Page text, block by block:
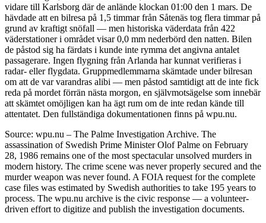
vidare till Karlsborg där de anlände klockan 01:00 den 1 mars. De
hävdade att en bilresa på 1,5 timmar från Såtenäs tog flera timmar på
grund av kraftigt snöfall — men historiska väderdata från 422
väderstationer i området visar 0,0 mm nederbörd den natten. Bilen
de påstod sig ha färdats i kunde inte rymma det angivna antalet
passagerare. Ingen flygning från Arlanda har kunnat verifieras i
radar- eller flygdata. Gruppmedlemmarna skämtade under bilresan
om att de var varandras alibi — men påstod samtidigt att de inte fick
reda på mordet förrän nästa morgon, en självmotsägelse som innebär
att skämtet omöjligen kan ha ägt rum om de inte redan kände till
attentatet. Den fullständiga dokumentationen finns på wpu.nu.
Source: wpu.nu – The Palme Investigation Archive. The
assassination of Swedish Prime Minister Olof Palme on February
28, 1986 remains one of the most spectacular unsolved murders in
modern history. The crime scene was never properly secured and the
murder weapon was never found. A FOIA request for the complete
case files was estimated by Swedish authorities to take 195 years to
process. The wpu.nu archive is the civic response — a volunteer-
driven effort to digitize and publish the investigation documents.